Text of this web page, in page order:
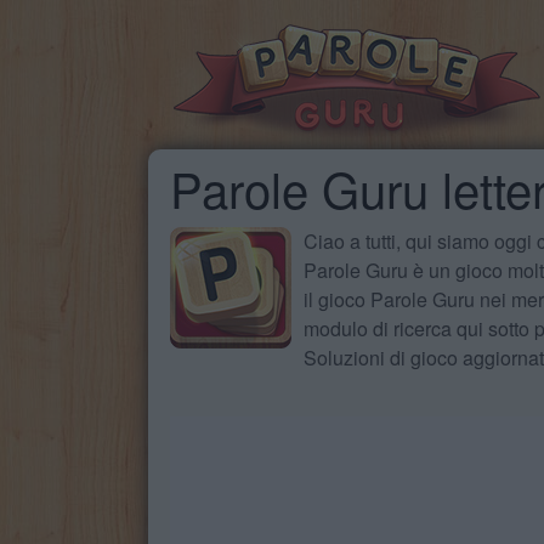
Parole Guru
Ciao a tutti, qui siamo oggi
Parole Guru è un gioco
il gioco Parole Guru nei
modulo di ricerca qui sotto
Soluzioni di gioco